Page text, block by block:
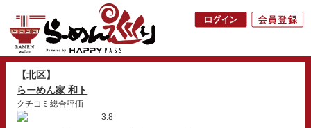
【北区】
らーめん家 和ト
クチコミ総合評価
3.8